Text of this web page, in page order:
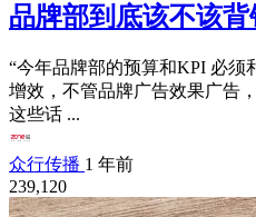
品牌部到底该不该背
“今年品牌部的预算和KPI 必
增效，不管品牌广告效果广告
这些话 ...
众行传播 1 年前
239,120